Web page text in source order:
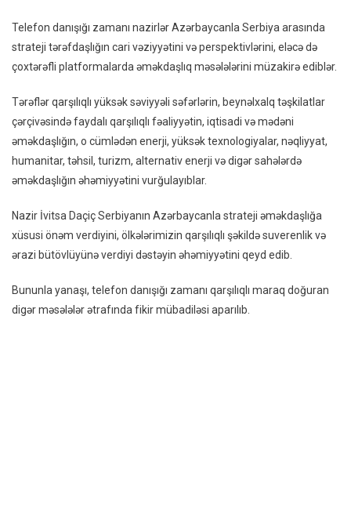
Telefon danışığı zamanı nazirlər Azərbaycanla Serbiya arasında
strateji tərəfdaşlığın cari vəziyyətini və perspektivlərini, eləcə də
çoxtərəfli platformalarda əməkdaşlıq məsələlərini müzakirə ediblər.
Tərəflər qarşılıqlı yüksək səviyyəli səfərlərin, beynəlxalq təşkilatlar
çərçivəsində faydalı qarşılıqlı fəaliyyətin, iqtisadi və mədəni
əməkdaşlığın, o cümlədən enerji, yüksək texnologiyalar, nəqliyyat,
humanitar, təhsil, turizm, alternativ enerji və digər sahələrdə
əməkdaşlığın əhəmiyyətini vurğulayıblar.
Nazir İvitsa Daçiç Serbiyanın Azərbaycanla strateji əməkdaşlığa
xüsusi önəm verdiyini, ölkələrimizin qarşılıqlı şəkildə suverenlik və
ərazi bütövlüyünə verdiyi dəstəyin əhəmiyyətini qeyd edib.
Bununla yanaşı, telefon danışığı zamanı qarşılıqlı maraq doğuran
digər məsələlər ətrafında fikir mübadiləsi aparılıb.